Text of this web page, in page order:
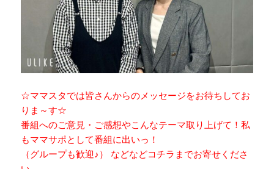
☆ママスタでは皆さんからのメッセージをお待ちしてお
りま～す☆
番組へのご意見・ご感想やこんなテーマ取り上げて！私
もママサポとして番組に出いっ！
（グループも歓迎♪） などなどコチラまでお寄せくださ